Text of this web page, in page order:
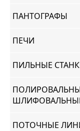
ПАНТОГРАФЫ
ПЕЧИ
ПИЛЬНЫЕ
ПОТОЧНЫЕ